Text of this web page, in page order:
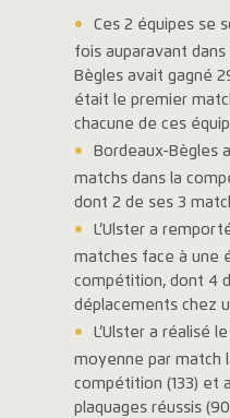
Ces 2 équipes se
fois auparavant
Bègles avait gagné
était le premier
chacune de ces
Bordeaux-Bègles
matchs dans la
dont 2 de ses 3
L’Ulster a
matches face à une
compétition, dont 4
déplacements chez
L’Ulster a réalisé
moyenne par match
compétition (133) et
plaquages réussis